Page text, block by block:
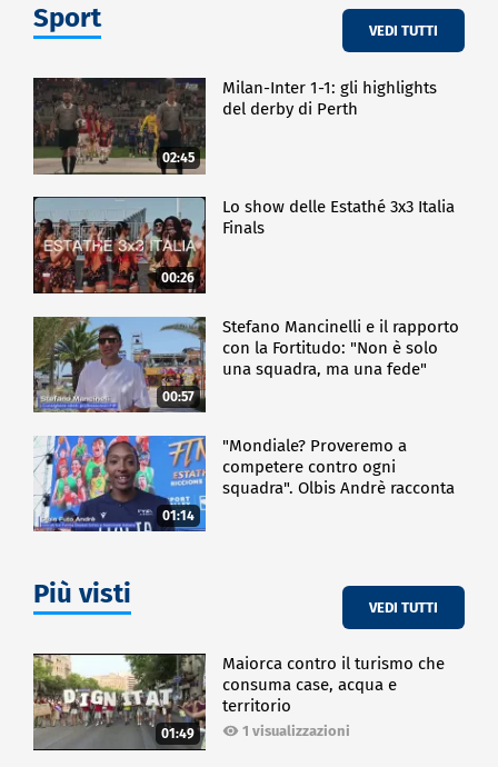
Sport VEDI TUTTI
02:45
Milan-Inter 1-1: gli highlights
del derby di Perth
00:26
Lo show delle Estathé 3x3 Italia
Finals
00:57
Stefano Mancinelli e il rapporto
con la Fortitudo: "Non è solo
una squadra, ma una fede"
01:14
"Mondiale? Proveremo a
competere contro ogni
squadra". Olbis Andrè racconta
Più visti VEDI TUTTI
01:49
Maiorca contro il turismo che
consuma case, acqua e
territorio
1 visualizzazioni